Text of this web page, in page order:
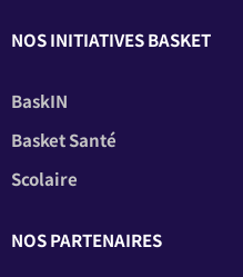
NOS INITIATIVES BASKET
BaskIN
Basket Santé
Scolaire
NOS PARTENAIRES